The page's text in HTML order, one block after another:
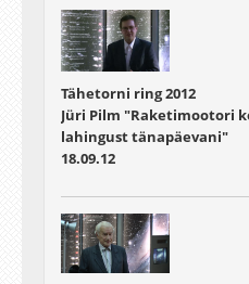
Tähetorni ring 2012
Jüri Pilm "Raketimootori
lahingust tänapäevani"
18.09.12